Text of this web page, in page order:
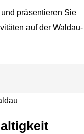
präsentieren Sie
auf der Waldau-